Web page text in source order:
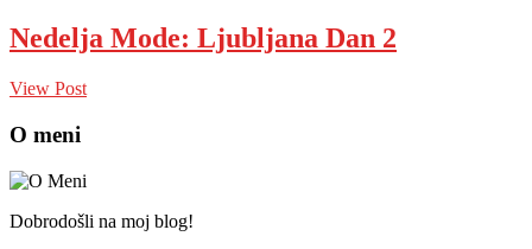
Nedelja Mode: Ljubljana Dan 2
View Post
O meni
Dobrodošli na moj blog!